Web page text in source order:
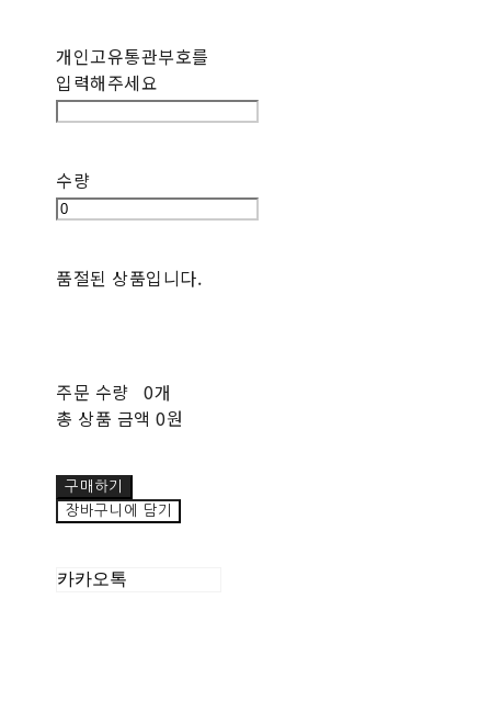
개인고유통관부호를
입력해주세요
수량
품절된 상품입니다.
주문 수량 0개
총 상품 금액 0원
구매하기
장바구니에 담기
카카오톡